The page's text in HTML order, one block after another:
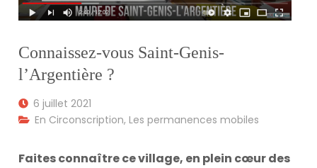
Connaissez-vous Saint-Genis-
l’Argentière ?
6 juillet 2021
En Circonscription,Les permanences mobiles
Faites connaître ce village, en plein cœur des